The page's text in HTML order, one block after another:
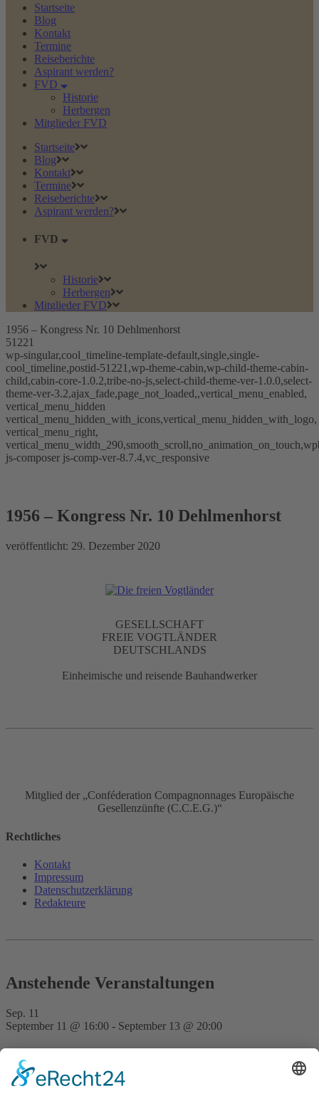
Startseite
Blog
Kontakt
Termine
Reiseberichte
Aspirant werden?
FVD
Historie
Herbergen
Mitglieder FVD
Startseite
Blog
Kontakt
Termine
Reiseberichte
Aspirant werden?
FVD
Historie
Herbergen
Mitglieder FVD
1956 – Kongress Nr. 10 Dehlmenhorst
51221
wp-singular,cool_timeline-template-default,single,single-
cool_timeline,postid-51221,wp-theme-cabin,wp-child-theme-cabin-
child,cabin-core-1.0.2,tribe-no-js,select-child-theme-ver-1.0.0,select-
theme-ver-3.2,ajax_fade,page_not_loaded,,vertical_menu_enabled,
vertical_menu_hidden
vertical_menu_hidden_with_icons,vertical_menu_hidden_with_logo,
vertical_menu_right,
js-composer js-comp-ver-8.7.4,vc_responsive
Dehlmenhorst
1956 – Kongress Nr. 10 Dehlmenhorst
veröffentlicht: 29. Dezember 2020
GESELLSCHAFT
FREIE VOGTLÄNDER
DEUTSCHLANDS
Einheimische und reisende Bauhandwerker
Mitglied der „Conféderation Compagnonnages Europäische
Gesellenzünfte (C.C.E.G.)“
Rechtliches
Kontakt
Impressum
Datenschutz­erklärung
Redakteure
Anstehende Veranstaltungen
Sep. 11
September 11 @ 16:00 - September 13 @ 20:00
FVD Kongress auf der Bude Gera
Nov. 28